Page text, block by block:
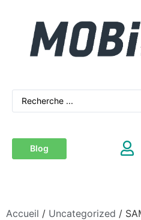
Blog
Accueil / Uncategorized /